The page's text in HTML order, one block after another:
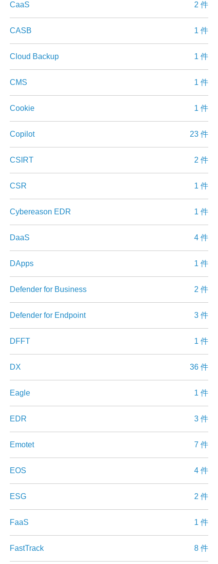
CaaS 2 件
CASB 1 件
Cloud Backup 1 件
CMS 1 件
Cookie 1 件
Copilot 23 件
CSIRT 2 件
CSR 1 件
Cybereason EDR 1 件
DaaS 4 件
DApps 1 件
Defender for Business 2 件
Defender for Endpoint 3 件
DFFT 1 件
DX 36 件
Eagle 1 件
EDR 3 件
Emotet 7 件
EOS 4 件
ESG 2 件
FaaS 1 件
FastTrack 8 件